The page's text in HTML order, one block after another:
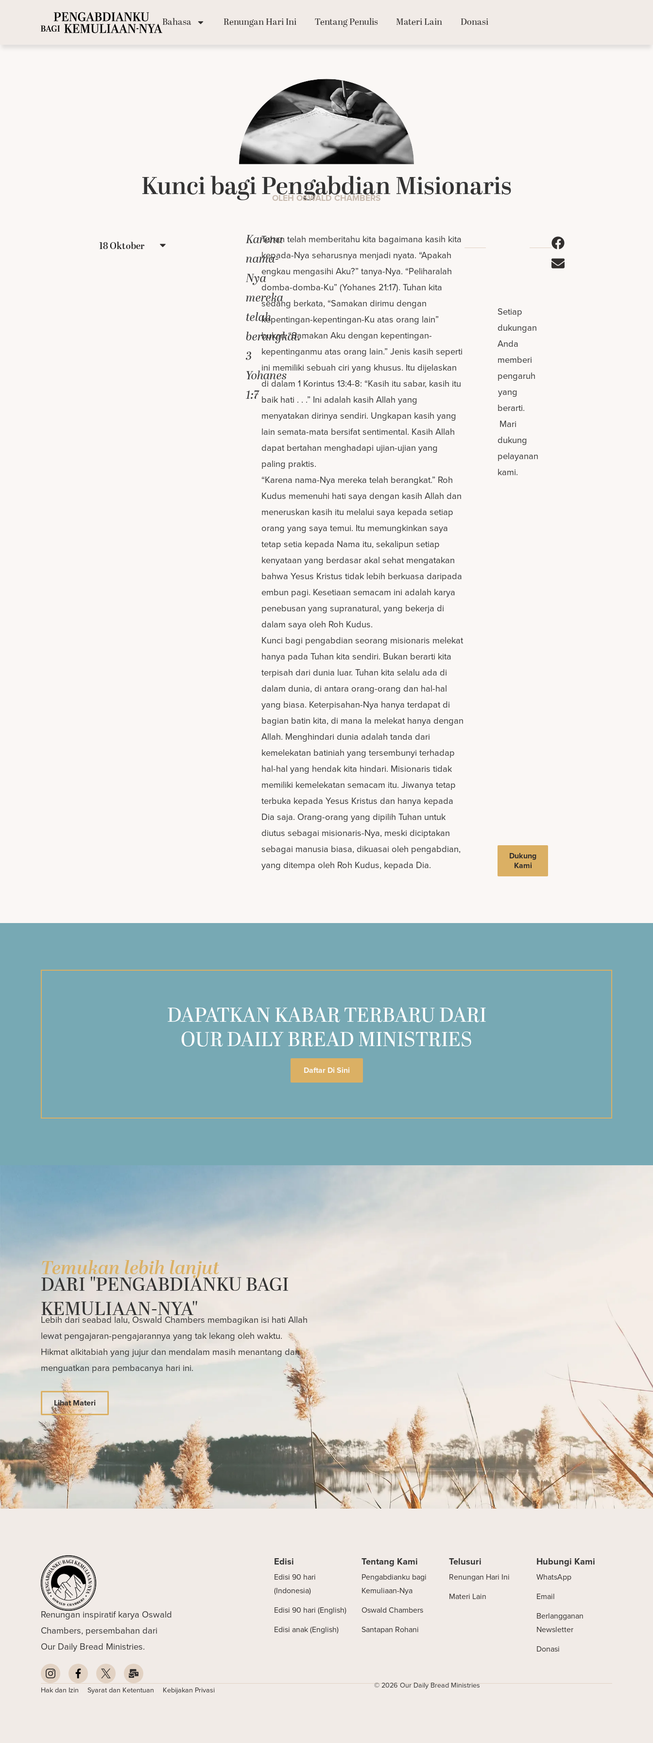
Bahasa Renungan Hari Ini Tentang Penulis Materi Lain Donasi
Kunci bagi Pengabdian Misionaris
OLEH OSWALD CHAMBERS
Karena
nama-
Nya
mereka
telah
berangkat.
3
Yohanes
1:7
Tuhan telah memberitahu kita bagaimana kasih kita
kepada-Nya seharusnya menjadi nyata. “Apakah
engkau mengasihi Aku?” tanya-Nya. “Peliharalah
domba-domba-Ku” (Yohanes 21:17). Tuhan kita
sedang berkata, “Samakan dirimu dengan
kepentingan-kepentingan-Ku atas orang lain”
bukan “Samakan Aku dengan kepentingan-
kepentinganmu atas orang lain.” Jenis kasih seperti
ini memiliki sebuah ciri yang khusus. Itu dijelaskan
di dalam 1 Korintus 13:4-8: “Kasih itu sabar, kasih itu
baik hati . . .” Ini adalah kasih Allah yang
menyatakan dirinya sendiri. Ungkapan kasih yang
lain semata-mata bersifat sentimental. Kasih Allah
dapat bertahan menghadapi ujian-ujian yang
paling praktis.
“Karena nama-Nya mereka telah berangkat.” Roh
Kudus memenuhi hati saya dengan kasih Allah dan
meneruskan kasih itu melalui saya kepada setiap
orang yang saya temui. Itu memungkinkan saya
tetap setia kepada Nama itu, sekalipun setiap
kenyataan yang berdasar akal sehat mengatakan
bahwa Yesus Kristus tidak lebih berkuasa daripada
embun pagi. Kesetiaan semacam ini adalah karya
penebusan yang supranatural, yang bekerja di
dalam saya oleh Roh Kudus.
Kunci bagi pengabdian seorang misionaris melekat
hanya pada Tuhan kita sendiri. Bukan berarti kita
terpisah dari dunia luar. Tuhan kita selalu ada di
dalam dunia, di antara orang-orang dan hal-hal
yang biasa. Keterpisahan-Nya hanya terdapat di
bagian batin kita, di mana Ia melekat hanya dengan
Allah. Menghindari dunia adalah tanda dari
kemelekatan batiniah yang tersembunyi terhadap
hal-hal yang hendak kita hindari. Misionaris tidak
memiliki kemelekatan semacam itu. Jiwanya tetap
terbuka kepada Yesus Kristus dan hanya kepada
Dia saja. Orang-orang yang dipilih Tuhan untuk
diutus sebagai misionaris-Nya, meski diciptakan
sebagai manusia biasa, dikuasai oleh pengabdian,
yang ditempa oleh Roh Kudus, kepada Dia.
Setiap
dukungan
Anda
memberi
pengaruh
yang
berarti.
Mari
dukung
pelayanan
kami.
Dukung
Kami
DAPATKAN KABAR TERBARU DARI
OUR DAILY BREAD MINISTRIES
Daftar Di Sini
Temukan lebih lanjut
DARI "PENGABDIANKU BAGI
KEMULIAAN-NYA"
Lebih dari seabad lalu, Oswald Chambers membagikan isi hati Allah
lewat pengajaran-pengajarannya yang tak lekang oleh waktu.
Hikmat alkitabiah yang jujur dan mendalam masih menantang dan
menguatkan para pembacanya hari ini.
Lihat Materi
Renungan inspiratif karya Oswald
Chambers, persembahan dari
Our Daily Bread Ministries.
Edisi
Edisi 90 hari
(Indonesia)
Edisi 90 hari (English)
Edisi anak (English)
Tentang Kami
Pengabdianku bagi
Kemuliaan-Nya
Oswald Chambers
Santapan Rohani
Telusuri
Renungan Hari Ini
Materi Lain
Hubungi Kami
WhatsApp
Email
Berlangganan
Newsletter
Donasi
Hak dan Izin Syarat dan Ketentuan Kebijakan Privasi © 2026 Our Daily Bread Ministries